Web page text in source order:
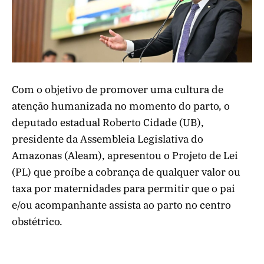
Com o objetivo de promover uma cultura de
atenção humanizada no momento do parto, o
deputado estadual Roberto Cidade (UB),
presidente da Assembleia Legislativa do
Amazonas (Aleam), apresentou o Projeto de Lei
(PL) que proíbe a cobrança de qualquer valor ou
taxa por maternidades para permitir que o pai
e/ou acompanhante assista ao parto no centro
obstétrico.